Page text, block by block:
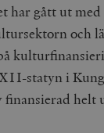
har gått ut
och
statyn i
finansierad helt